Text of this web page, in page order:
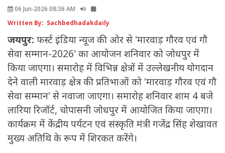
06 Jun-2026 08:36 AM
Written By: Sachbedhadakdaily
जयपुर: फर्स्ट इंडिया न्यूज की ओर से 'मारवाड़ गौरव एवं गौ
सेवा सम्मान-2026' का आयोजन शनिवार को जोधपुर में
किया जाएगा। समारोह में विभिन्न क्षेत्रों में उल्लेखनीय योगदान
देने वाली मारवाड़ क्षेत्र की प्रतिभाओं को 'मारवाड़ गौरव एवं गौ
सेवा सम्मान' से नवाजा जाएगा। समारोह शनिवार शाम 4 बजे
लारिया रिजॉर्ट, चोपासनी जोधपुर में आयोजित किया जाएगा।
कार्यक्रम में केंद्रीय पर्यटन एवं संस्कृति मंत्री गजेंद्र सिंह शेखावत
मुख्य अतिथि के रूप में शिरकत करेंगे।